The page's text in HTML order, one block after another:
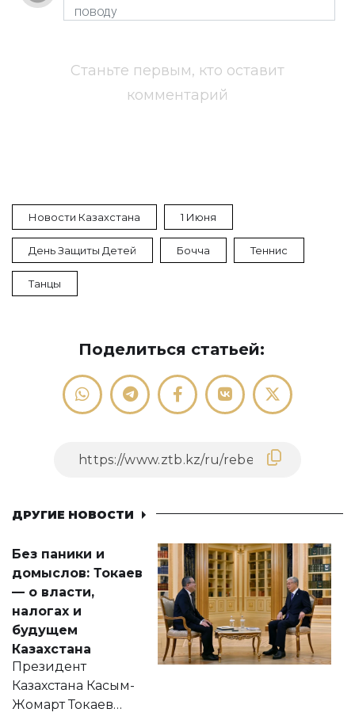
Станьте первым, кто оставит
комментарий
Новости Казахстана 1 Июня
День Защиты Детей Бочча Теннис
Танцы
Поделиться статьей:
ДРУГИЕ НОВОСТИ
Без паники и
домыслов: Токаев
— о власти,
налогах и
будущем
Казахстана
Президент
Казахстана Касым-
Жомарт Токаев